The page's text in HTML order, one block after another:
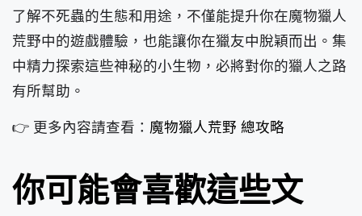
了解不死蟲的生態和用途，不僅能提升你在魔物獵人
荒野中的遊戲體驗，也能讓你在獵友中脫穎而出。集
中精力探索這些神秘的小生物，必將對你的獵人之路
有所幫助。
👉 更多內容請查看： 魔物獵人荒野 總攻略
你可能會喜歡這些文